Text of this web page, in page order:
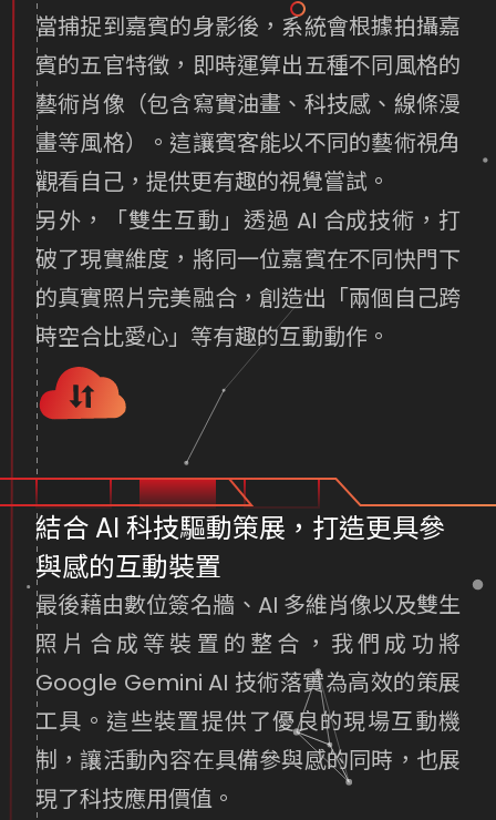
當捕捉到嘉賓的身影後，系統會根據拍攝嘉
賓的五官特徵，即時運算出五種不同風格的
藝術肖像（包含寫實油畫、科技感、線條漫
畫等風格）。這讓賓客能以不同的藝術視角
觀看自己，提供更有趣的視覺嘗試。
另外，「雙生互動」透過 AI 合成技術，打
破了現實維度，將同一位嘉賓在不同快門下
的真實照片完美融合，創造出「兩個自己跨
時空合比愛心」等有趣的互動動作。
結合 AI 科技驅動策展，打造更具參
與感的互動裝置
最後藉由數位簽名牆、AI 多維肖像以及雙生
照片合成等裝置的整合，我們成功將
Google Gemini AI 技術落實為高效的策展
工具。這些裝置提供了優良的現場互動機
制，讓活動內容在具備參與感的同時，也展
現了科技應用價值。